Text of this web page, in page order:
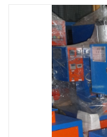
高频压花压标机
泡壳包装封口机
其他超声波系列